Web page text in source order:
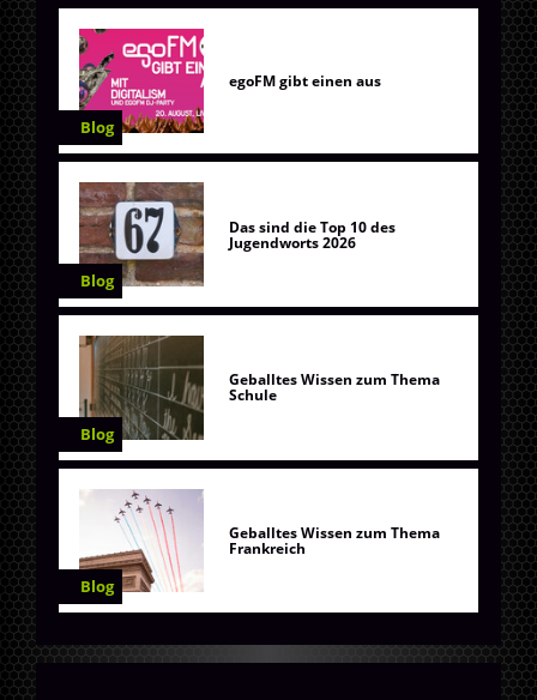
Blog
egoFM gibt einen aus
Blog
Das sind die Top 10 des
Jugendworts 2026
Blog
Geballtes Wissen zum Thema
Schule
Blog
Geballtes Wissen zum Thema
Frankreich